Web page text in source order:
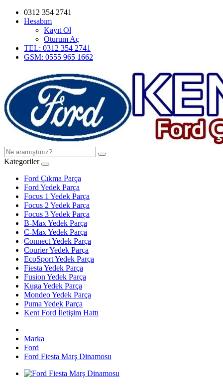
0312 354 2741
Hesabım
Kayıt Ol
Oturum Aç
TEL: 0312 354 2741
GSM: 0555 965 1662
Kategoriler
Ford Çıkma Parça
Ford Yedek Parça
Focus 1 Yedek Parça
Focus 2 Yedek Parça
Focus 3 Yedek Parça
B-Max Yedek Parça
C-Max Yedek Parça
Connect Yedek Parça
Courier Yedek Parça
EcoSport Yedek Parça
Fiesta Yedek Parça
Fusion Yedek Parça
Kuga Yedek Parça
Mondeo Yedek Parça
Puma Yedek Parça
Kent Ford İletişim Hattı
Marka
Ford
Ford Fiesta Marş Dinamosu